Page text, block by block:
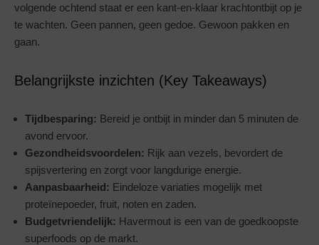
volgende ochtend staat er een kant-en-klaar krachtontbijt op je
te wachten. Geen pannen, geen gedoe. Gewoon pakken en
gaan.
Belangrijkste inzichten (Key Takeaways)
Tijdbesparing: Bereid je ontbijt in minder dan 5 minuten de
avond ervoor.
Gezondheidsvoordelen: Rijk aan vezels, bevordert de
spijsvertering en zorgt voor langdurige energie.
Aanpasbaarheid: Eindeloze variaties mogelijk met
proteïnepoeder, fruit, noten en zaden.
Budgetvriendelijk: Havermout is een van de goedkoopste
superfoods op de markt.